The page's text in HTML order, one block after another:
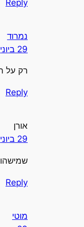
Reply
נמרוד
29 ביוני, 2009
רק על
Reply
אורן
29 ביוני, 2009
Reply
מוטי